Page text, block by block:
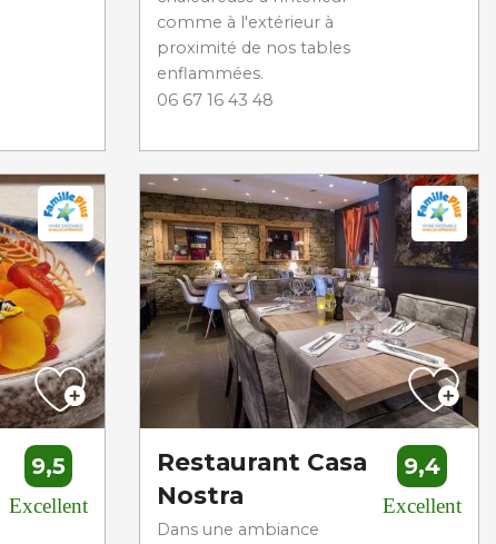
comme à l'extérieur à
proximité de nos tables
enflammées.
06 67 16 43 48
9,5
Excellent
Restaurant Casa
Nostra
Dans une ambiance
9,4
Excellent